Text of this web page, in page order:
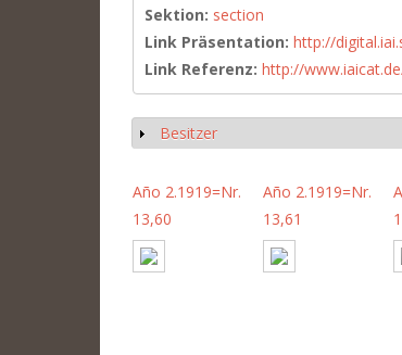
Sektion: section
Link Präsentation: http://
Link Referenz: http://
Show
Besitzer
Año 2.1919=Nr.
13,60
Año 2.1919=Nr.
13,61